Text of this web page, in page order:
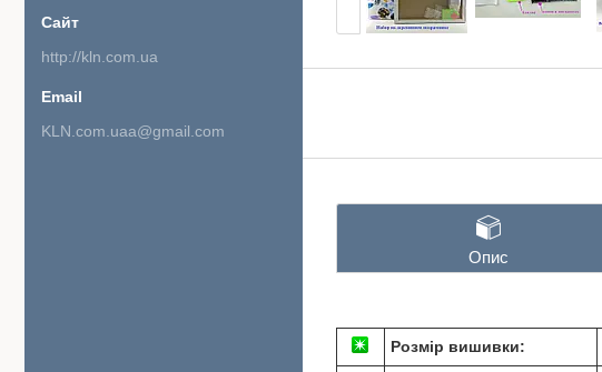
Опис
Розмір вишивки:
http://kln.com.ua
KLN.com.uaa@gmail.com